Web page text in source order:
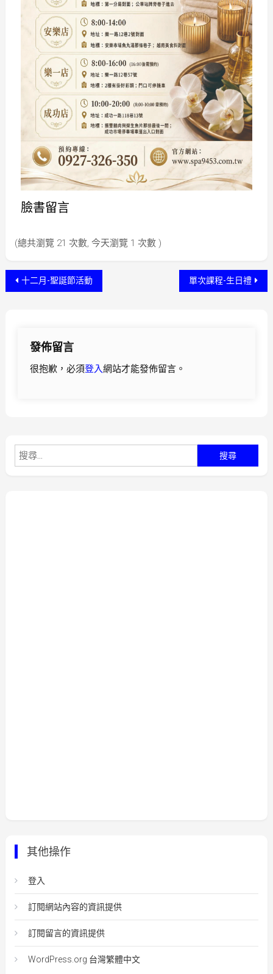
臉書留言
(總共瀏覽 21 次數, 今天瀏覽 1 次數 )
十二月-聖誕節活動 單次課程-生日禮
發佈留言
很抱歉，必須登入網站才能發佈留言。
其他操作
登入
訂閱網站內容的資訊提供
訂閱留言的資訊提供
WordPress.org 台灣繁體中文